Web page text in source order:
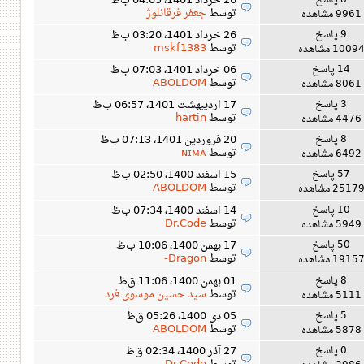
9961 مشاهده
توسطجعفر فرقانلوژ
9 پاسخ
10094 مشاهده
26 خرداد 1401، 03:20 ب‌ظ
توسطmskf1383
14 پاسخ
8061 مشاهده
06 خرداد 1401، 07:03 ب‌ظ
توسطABOLDOM
3 پاسخ
4476 مشاهده
17 اردیبهشت 1401، 06:57 ب‌ظ
توسطhartin
8 پاسخ
6492 مشاهده
20 فروردین 1401، 07:13 ب‌ظ
توسطɴɪᴍᴀ
57 پاسخ
25179 مشاهده
15 اسفند 1400، 02:50 ب‌ظ
توسطABOLDOM
10 پاسخ
5949 مشاهده
14 اسفند 1400، 07:34 ب‌ظ
توسطDr.Code
50 پاسخ
19157 مشاهده
17 بهمن 1400، 10:06 ب‌ظ
توسطDragon-
8 پاسخ
5111 مشاهده
01 بهمن 1400، 11:06 ق‌ظ
توسطسید حسین موسوی فرد
5 پاسخ
5878 مشاهده
05 دی 1400، 05:26 ق‌ظ
توسطABOLDOM
0 پاسخ
27 آذر 1400، 02:34 ق‌ظ